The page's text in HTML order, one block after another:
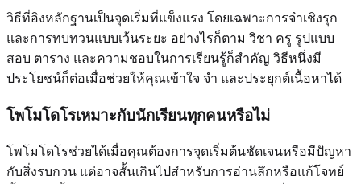
วิธีที่อิงหลักฐานเป็นจุดเริ่มที่แข็งแรง โดยเฉพาะการจำเชิงรุก
และการทบทวนแบบเว้นระยะ อย่างไรก็ตาม วิชา ครู รูปแบบ
สอบ ตาราง และความชอบในการเรียนรู้ก็สำคัญ วิธีหนึ่งมี
ประโยชน์ก็ต่อเมื่อช่วยให้คุณเข้าใจ จำ และประยุกต์เนื้อหาได้
โพโมโดโรเหมาะกับนักเรียนทุกคนหรือไม่
โพโมโดโรช่วยได้เมื่อคุณต้องการจุดเริ่มต้นชัดเจนหรือมีปัญหา
กับสิ่งรบกวน แต่อาจสั้นเกินไปสำหรับการอ่านลึกหรือแก้โจทย์